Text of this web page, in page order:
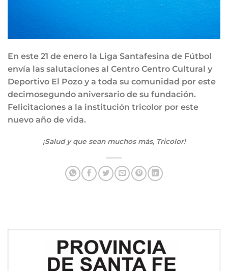
En este 21 de enero la Liga Santafesina de Fútbol
envía las salutaciones al Centro Centro Cultural y
Deportivo El Pozo y a toda su comunidad por este
decimosegundo aniversario de su fundación.
Felicitaciones a la institución tricolor por este
nuevo año de vida.
¡Salud y que sean muchos más, Tricolor!